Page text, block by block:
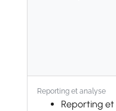
Reporting et analyse
Reporting